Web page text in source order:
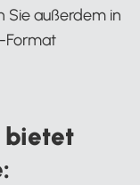
Sie außerdem in
Format
bietet